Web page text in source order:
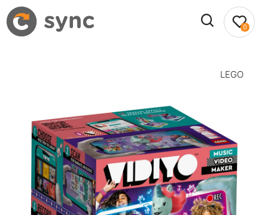
0
LEGO